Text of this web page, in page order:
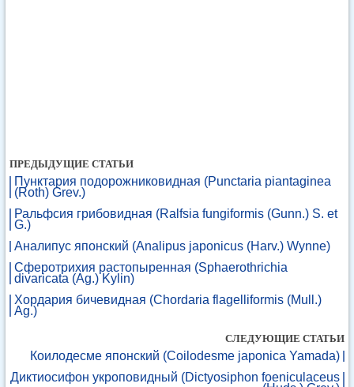
ПРЕДЫДУЩИЕ СТАТЬИ
Пунктария подорожниковидная (Punctaria piantaginea
(Roth) Grev.)
Ральфсия грибовидная (Ralfsia fungiformis (Gunn.) S. et
G.)
Аналипус японский (Analipus japonicus (Harv.) Wynne)
Сферотрихия растопыренная (Sphaerothrichia
divaricata (Ag.) Kylin)
Хордария бичевидная (Chordaria flagelliformis (Mull.)
Ag.)
СЛЕДУЮЩИЕ СТАТЬИ
Коилодесме японский (Coilodesme japonica Yamada)
Диктиосифон укроповидный (Dictyosiphon foeniculaceus